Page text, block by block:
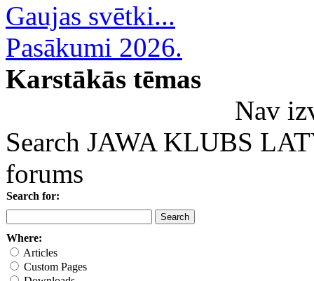
Gaujas svētki...
Pasākumi 2026.
Karstākās tēmas
Nav
Search JAWA KLUBS
forums
Search for:
Where:
Articles
Custom Pages